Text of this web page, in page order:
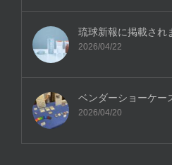
琉球新報に掲載され
2026/04/22
ベンダーショーケー
2026/04/20